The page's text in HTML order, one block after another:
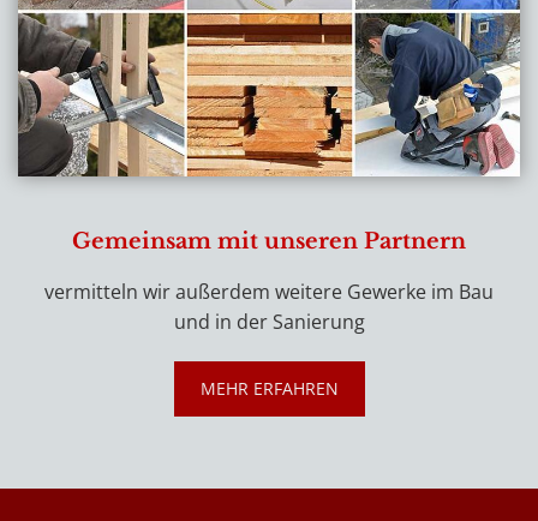
Gemeinsam mit unseren Partnern
vermitteln wir außerdem weitere Gewerke im Bau
und in der Sanierung
MEHR ERFAHREN